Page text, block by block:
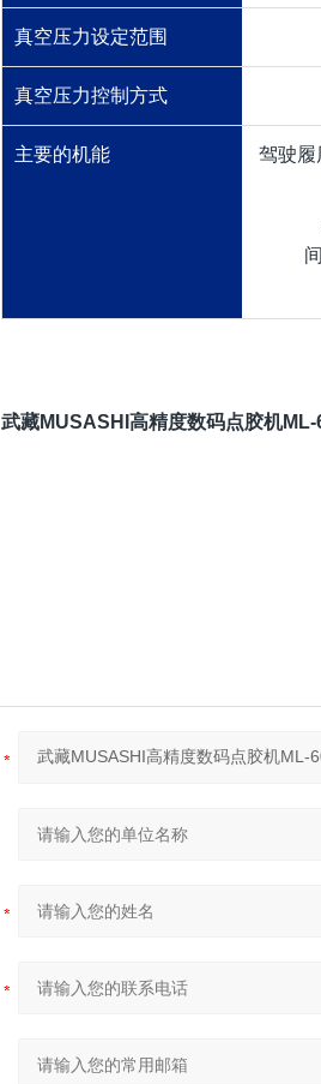
真空压力设定范围
真空压力控制方式
主要的机能
驾驶履
武藏MUSASHI高精度数码点胶机ML-